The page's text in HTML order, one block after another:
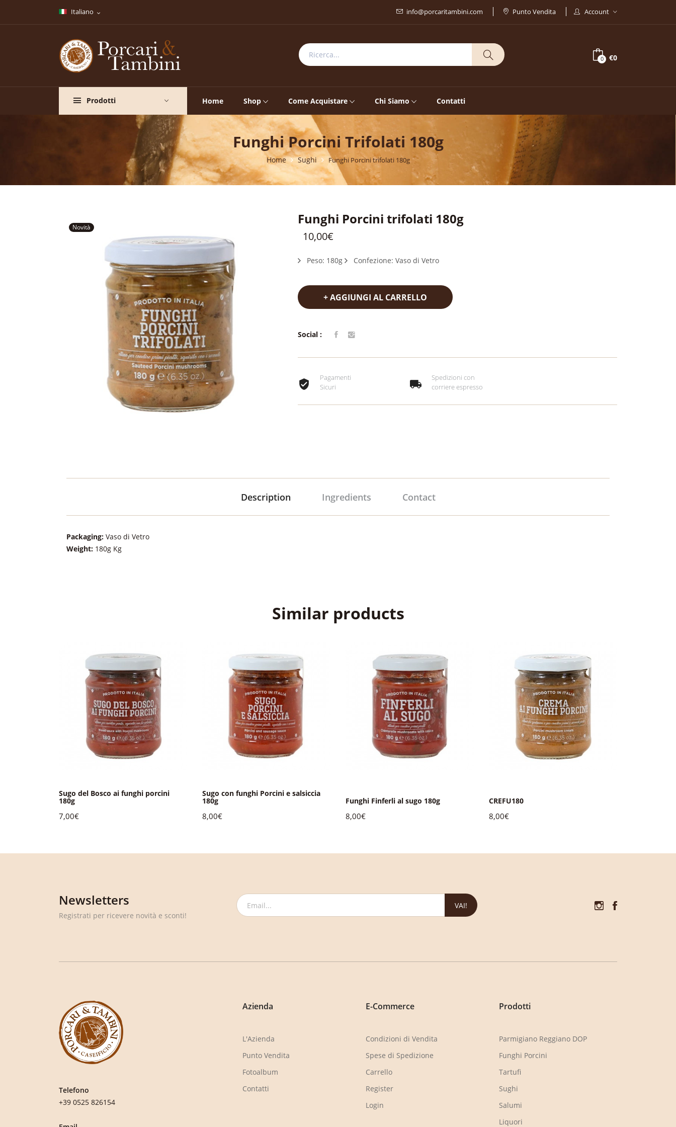
Italiano info@porcaritambini.com Punto Vendita Account
0 €0
Prodotti Home Shop Come Acquistare Chi Siamo Contatti
Funghi Porcini Trifolati 180g
Home Sughi Funghi Porcini trifolati 180g
Novità
Funghi Porcini trifolati 180g
10,00€
Peso: 180g Confezione: Vaso di Vetro
+ AGGIUNGI AL CARRELLO
Social :
Pagamenti
Sicuri
Spedizioni con
corriere espresso
Description Ingredients Contact
Packaging: Vaso di Vetro
Weight: 180g Kg
Similar products
Sugo del Bosco ai funghi porcini
180g
7,00€
Sugo con funghi Porcini e salsiccia
180g
8,00€
Funghi Finferli al sugo 180g
8,00€
CREFU180
8,00€
Newsletters
Registrati per ricevere novità e sconti!
VAI!
Telefono
+39 0525 826154
Azienda
L'Azienda
Punto Vendita
Fotoalbum
Contatti
E-Commerce
Condizioni di Vendita
Spese di Spedizione
Carrello
Register
Login
Prodotti
Parmigiano Reggiano DOP
Funghi Porcini
Tartufi
Sughi
Salumi
Liquori